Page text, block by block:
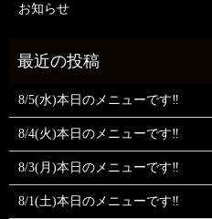
お知らせ
8/5(水)本日のメニューです‼️
8/4(火)本日のメニューです‼️
8/3(月)本日のメニューです‼️
8/1(土)本日のメニューです‼️